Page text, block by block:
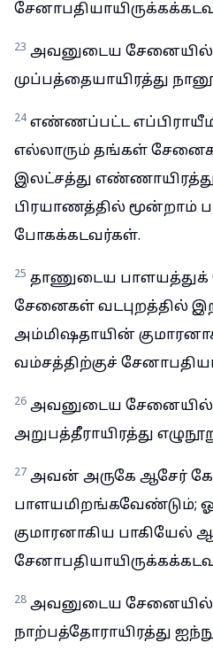
23 அவனுடைய
முப்பத்தையாயிரத்து
24 எண்ணப்பட்ட
எல்லாரும் தங்கள்
இலட்சத்து
பிரயாணத்தில் மூன்றாம்
போகக்கடவர்கள்.
25 தாணுடைய
சேனைகள் வடபுறத்தில்
அம்மிஷதாயின்
வம்சத்திற்குச்
26 அவனுடைய
அறுபத்தீராயிரத்து
27 அவன் அருகே ஆசேர்
பாளயமிறங்கவேண்டும்;
குமாரனாகிய பாகியேல்
28 அவனுடைய
நாற்பத்தோராயிரத்து